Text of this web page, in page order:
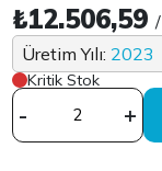
₺12.506,59
Üretim Yılı: 2023
Kritik Stok
- +